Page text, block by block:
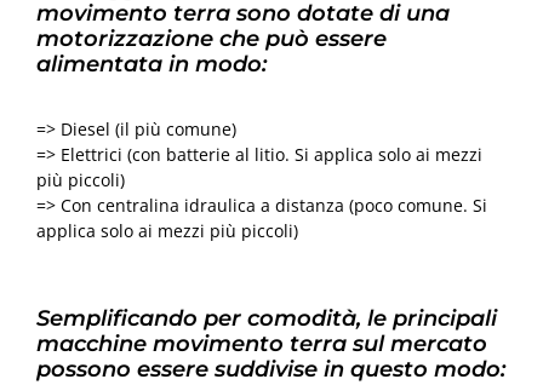
movimento terra sono dotate di una
motorizzazione che può essere
alimentata in modo:
=> Diesel (il più comune)
=> Elettrici (con batterie al litio. Si applica solo ai mezzi
più piccoli)
=> Con centralina idraulica a distanza (poco comune. Si
applica solo ai mezzi più piccoli)
Semplificando per comodità, le principali
macchine movimento terra sul mercato
possono essere suddivise in questo modo: